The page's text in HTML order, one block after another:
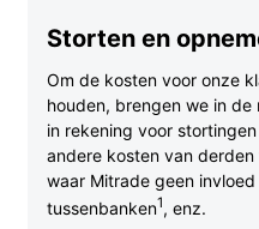
Storten en
Om de kosten voor onze
houden, brengen we in
in rekening voor
andere kosten van
waar Mitrade geen
tussenbanken1 , enz.